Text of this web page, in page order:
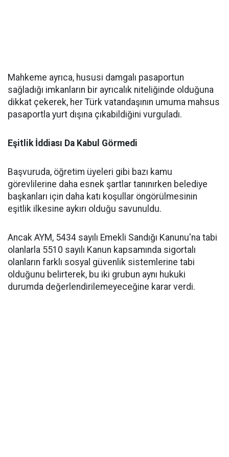
Mahkeme ayrıca, hususi damgalı pasaportun
sağladığı imkanların bir ayrıcalık niteliğinde olduğuna
dikkat çekerek, her Türk vatandaşının umuma mahsus
pasaportla yurt dışına çıkabildiğini vurguladı.
Eşitlik İddiası Da Kabul Görmedi
Başvuruda, öğretim üyeleri gibi bazı kamu
görevlilerine daha esnek şartlar tanınırken belediye
başkanları için daha katı koşullar öngörülmesinin
eşitlik ilkesine aykırı olduğu savunuldu.
Ancak AYM, 5434 sayılı Emekli Sandığı Kanunu'na tabi
olanlarla 5510 sayılı Kanun kapsamında sigortalı
olanların farklı sosyal güvenlik sistemlerine tabi
olduğunu belirterek, bu iki grubun aynı hukuki
durumda değerlendirilemeyeceğine karar verdi.